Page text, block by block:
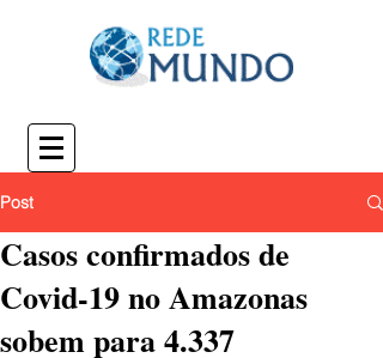
Post
Casos confirmados de
Covid-19 no Amazonas
sobem para 4.337